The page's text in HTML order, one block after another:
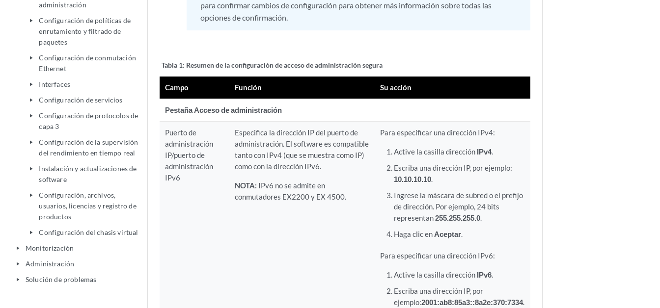
administración
play_arrow
Configuración de políticas de
enrutamiento y filtrado de
paquetes
play_arrow
Configuración de conmutación
Ethernet
play_arrow Interfaces
play_arrow Configuración de servicios
play_arrow
Configuración de protocolos de
capa 3
play_arrow
Configuración de la supervisión
del rendimiento en tiempo real
play_arrow
Instalación y actualizaciones de
software
play_arrow
Configuración, archivos,
usuarios, licencias y registro de
productos
play_arrow Configuración del chasis virtual
play_arrow Monitorización
play_arrow Administración
play_arrow Solución de problemas
para confirmar cambios de configuración para obtener más información sobre todas las
opciones de confirmación.
Tabla 1: Resumen de la configuración de acceso de administración segura
Campo Función Su acción
Pestaña Acceso de administración
Puerto de
administración
IP/puerto de
administración
IPv6
Especifica la dirección IP del puerto de
administración. El software es compatible
tanto con IPv4 (que se muestra como IP)
como con la dirección IPv6.
NOTA: IPv6 no se admite en
conmutadores EX2200 y EX 4500.
Para especificar una dirección IPv4:
Active la casilla dirección IPv4.
Escriba una dirección IP, por ejemplo:
10.10.10.10.
Ingrese la máscara de subred o el prefijo
de dirección. Por ejemplo, 24 bits
representan255.255.255.0.
Haga clic en Aceptar.
Para especificar una dirección IPv6:
Active la casilla dirección IPv6.
Escriba una dirección IP, por
ejemplo:2001:ab8:85a3::8a2e:370:7334.